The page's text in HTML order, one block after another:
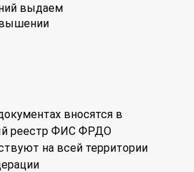
выдаем
вносятся в
реестр ФИС ФРДО
на всей территории